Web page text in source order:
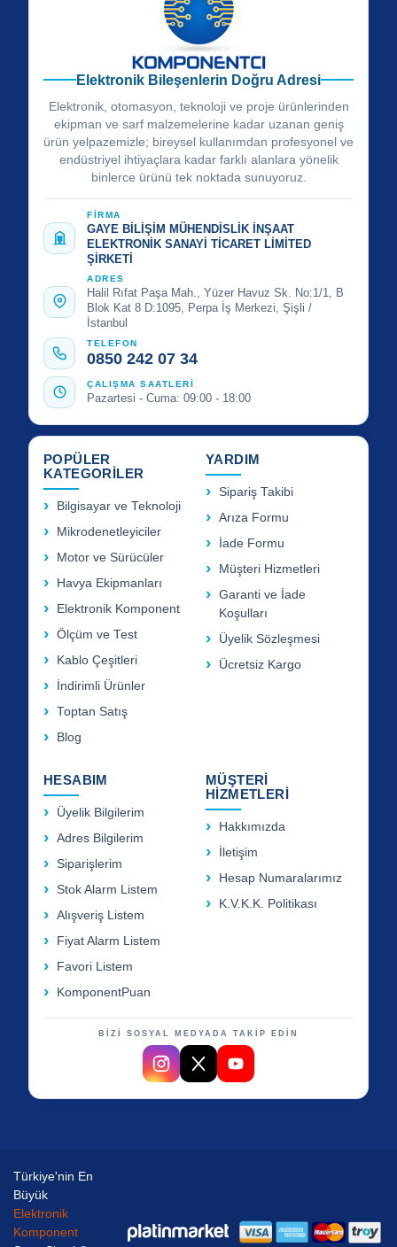
Elektronik Bileşenlerin Doğru Adresi
Elektronik, otomasyon, teknoloji ve proje ürünlerinden
ekipman ve sarf malzemelerine kadar uzanan geniş
ürün yelpazemizle; bireysel kullanımdan profesyonel ve
endüstriyel ihtiyaçlara kadar farklı alanlara yönelik
binlerce ürünü tek noktada sunuyoruz.
FİRMA
GAYE BİLİŞİM MÜHENDİSLİK İNŞAAT
ELEKTRONİK SANAYİ TİCARET LİMİTED
ŞİRKETİ
ADRES
Halil Rıfat Paşa Mah., Yüzer Havuz Sk. No:1/1, B
Blok Kat 8 D:1095, Perpa İş Merkezi, Şişli /
İstanbul
TELEFON
0850 242 07 34
ÇALIŞMA SAATLERİ
Pazartesi - Cuma: 09:00 - 18:00
POPÜLER
KATEGORİLER
Bilgisayar ve Teknoloji
Mikrodenetleyiciler
Motor ve Sürücüler
Havya Ekipmanları
Elektronik Komponent
Ölçüm ve Test
Kablo Çeşitleri
İndirimli Ürünler
Toptan Satış
Blog
YARDIM
Sipariş Takibi
Arıza Formu
İade Formu
Müşteri Hizmetleri
Garanti ve İade
Koşulları
Üyelik Sözleşmesi
Ücretsiz Kargo
HESABIM
Üyelik Bilgilerim
Adres Bilgilerim
Siparişlerim
Stok Alarm Listem
Alışveriş Listem
Fiyat Alarm Listem
Favori Listem
KomponentPuan
MÜŞTERİ
HİZMETLERİ
Hakkımızda
İletişim
Hesap Numaralarımız
K.V.K.K. Politikası
BİZİ SOSYAL MEDYADA TAKİP EDİN
Türkiye'nin En
Büyük
Elektronik
Komponent